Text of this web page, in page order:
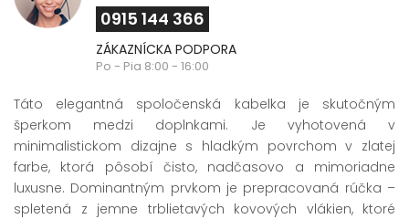
0915 144 366
ZÁKAZNÍCKA PODPORA
Po - Pia 8:00 - 16:00
Táto elegantná spoločenská kabelka je skutočným
šperkom medzi doplnkami. Je vyhotovená v
minimalistickom dizajne s hladkým povrchom v zlatej
farbe, ktorá pôsobí čisto, nadčasovo a mimoriadne
luxusne. Dominantným prvkom je prepracovaná rúčka –
spletená z jemne trblietavých kovových vlákien, ktoré